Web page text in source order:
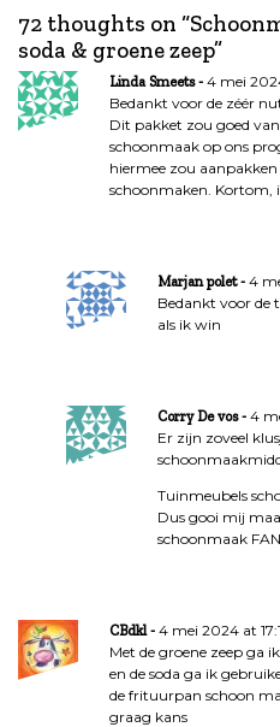
c
h
t
n
a
72 thoughts on “
soda & groene zeep”
Linda Smeets
4 mei
Bedankt voor de zéér
Dit pakket zou goed
schoonmaak op ons
hiermee zou
schoonmaken. Kortom,
Marjan polet
4
Bedankt voor de
als ik win
Corry De vos
4
Er zijn zoveel
Tuinmeubels
Dus gooi mij
schoonmaak FAN
CBdkl
4 mei 2024 at
Met de groene zeep ga
en de soda ga ik
de frituurpan schoon
graag kans